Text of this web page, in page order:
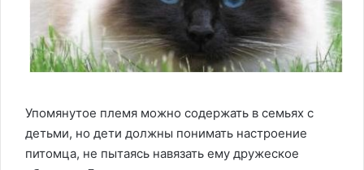
Упомянутое племя можно содержать в семьях с
детьми, но дети должны понимать настроение
питомца, не пытаясь навязать ему дружеское